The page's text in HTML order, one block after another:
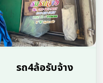
รถ4ล้อรับจ้าง